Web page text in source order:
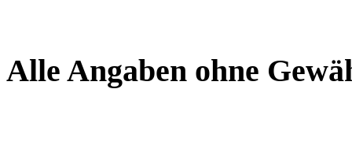
Alle Angaben ohne